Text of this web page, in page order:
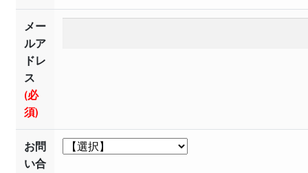
YouTube
ABOUT US
ご利用方法
プライバシーポリシー
お問い合わせ
メー
ルア
ドレ
ス
(必
須)
お問
い合